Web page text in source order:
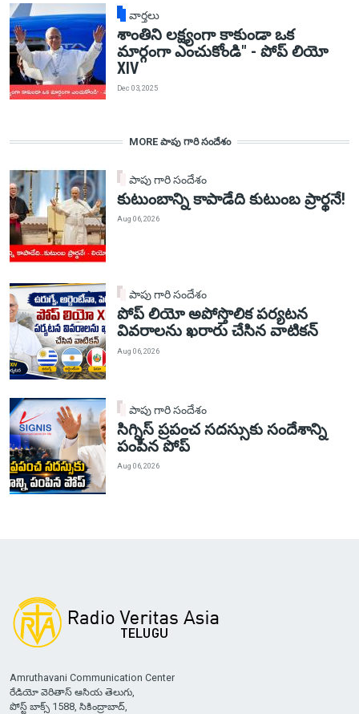
వార్తలు
శాంతిని లక్ష్యంగా కాకుండా ఒక
మార్గంగా ఎంచుకోండి" - పోప్ లియో
XIV
Dec 03, 2025
MORE పాపు గారి సందేశం
పాపు గారి సందేశం
కుటుంబాన్ని కాపాడేది కుటుంబ ప్రార్థనే!
Aug 06, 2026
పాపు గారి సందేశం
పోప్ లియో అపోస్తొలిక పర్యటన
వివరాలను ఖరారు చేసిన వాటికన్
Aug 06, 2026
పాపు గారి సందేశం
సిగ్నిస్ ప్రపంచ సదస్సుకు సందేశాన్ని
పంపిన పోప్
Aug 06, 2026
Amruthavani Communication Center
రేడియో వెరితాస్ ఆసియ తెలుగు,
పోస్ట్ బాక్స్ 1588, సికింద్రాబాద్,